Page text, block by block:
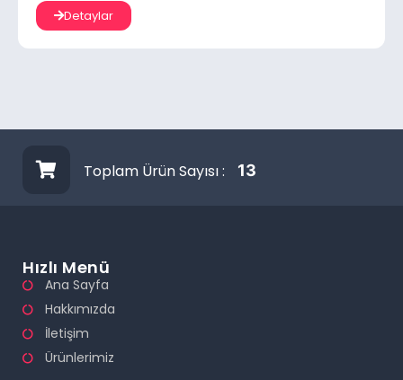
Detaylar
Toplam Ürün Sayısı : 13
Hızlı Menü
Ana Sayfa
Hakkımızda
İletişim
Ürünlerimiz